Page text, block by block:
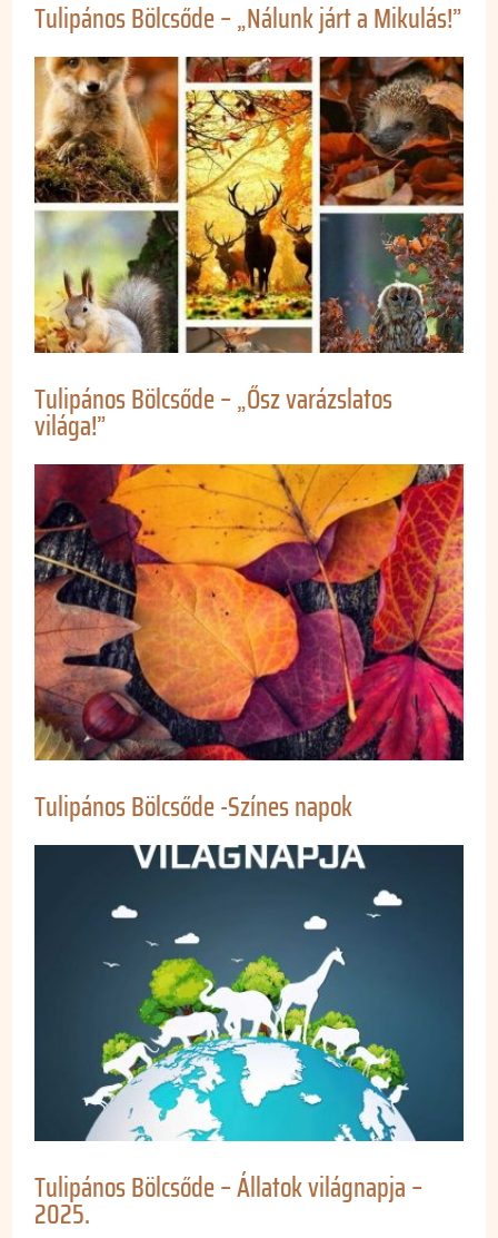
Tulipános Bölcsőde – „Nálunk járt a Mikulás!”
Tulipános Bölcsőde – „Ősz varázslatos
világa!”
Tulipános Bölcsőde -Színes napok
Tulipános Bölcsőde – Állatok világnapja –
2025.